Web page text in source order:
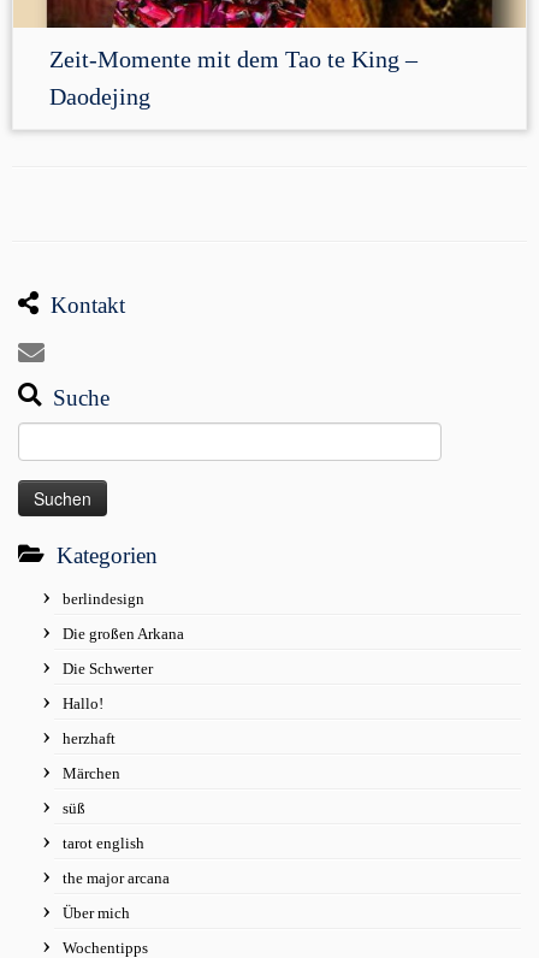
Zeit-Momente mit dem Tao te King –
Daodejing
Kontakt
Suche
nach:
Kategorien
berlindesign
Die großen Arkana
Die Schwerter
Hallo!
herzhaft
Märchen
süß
tarot english
the major arcana
Über mich
Wochentipps